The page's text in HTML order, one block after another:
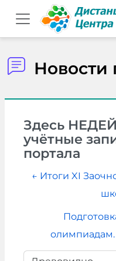
Перейти к основному
Боковая панель
Новости
Здесь
учётные
портала
← Итоги XI